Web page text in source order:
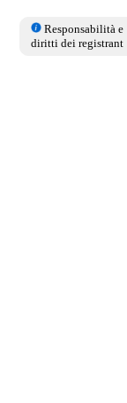
Responsabilità e
diritti dei registrant